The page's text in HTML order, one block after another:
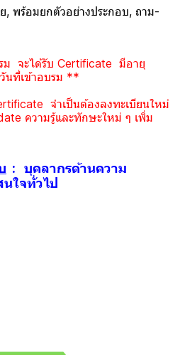
, พร้อมยกตัวอย่างประกอบ, ถาม-
จะได้รับ Certificate มีอายุ
วันที่เข้าอบรม **
จำเป็นต้องลงทะเบียนใหม่
ความรู้และทักษะใหม่ ๆ เพิ่ม
: บุคลากรด้านความ
ใจทั่วไป